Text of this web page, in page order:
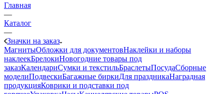
Главная
—
Каталог
—
Значки на заказ
МагнитыОбложки для документовНаклейки и наборы
наклеекБрелокиНовогодние товары под
заказКалендариСумки и текстильБраслетыПосудаСборные
моделиПодвескиБагажные биркиДля праздникаНаградная
продукцияКоврики и подставки под